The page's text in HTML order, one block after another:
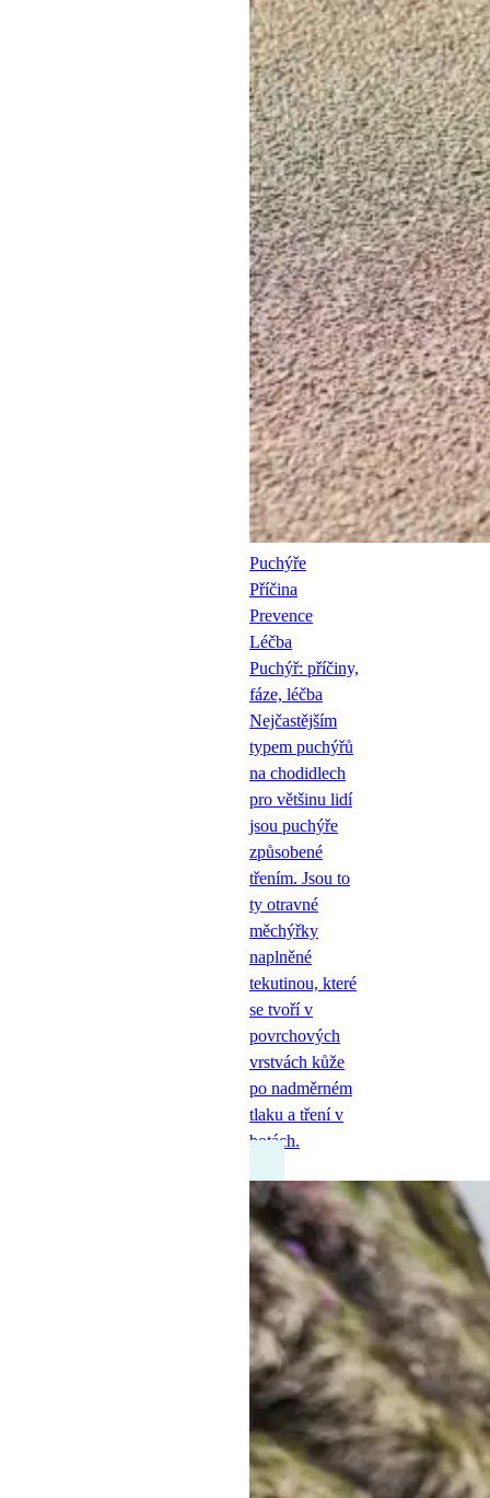
Puchýře
Příčina
Prevence
Léčba
Puchýř: příčiny,
fáze, léčba
Nejčastějším
typem puchýřů
na chodidlech
pro většinu lidí
jsou puchýře
způsobené
třením. Jsou to
ty otravné
měchýřky
naplněné
tekutinou, které
se tvoří v
povrchových
vrstvách kůže
po nadměrném
tlaku a tření v
botách.